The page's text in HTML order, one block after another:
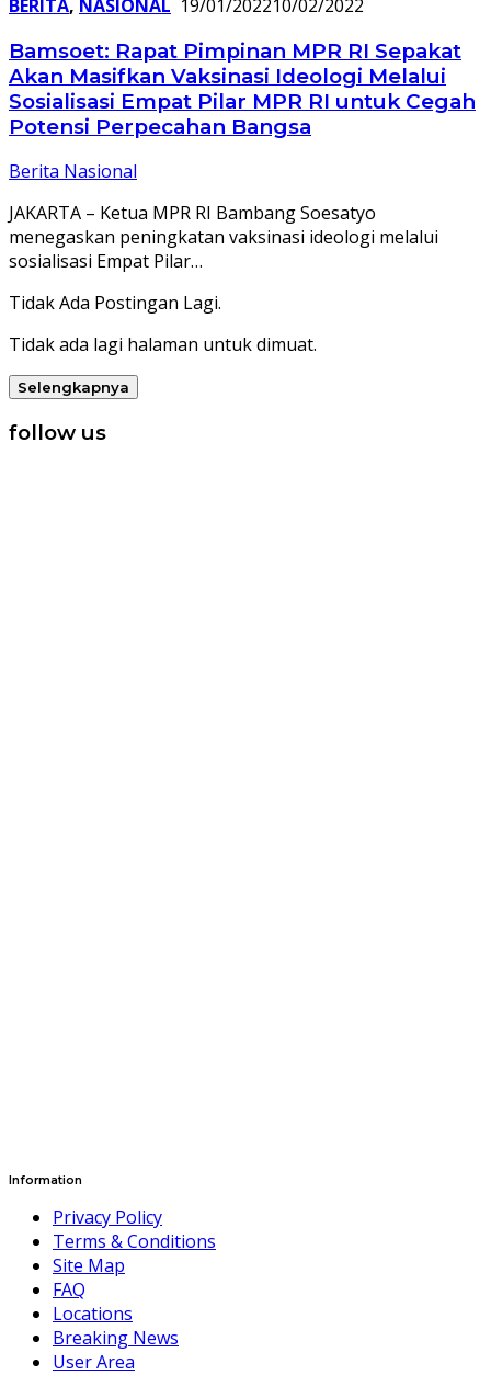
BERITA, NASIONAL 19/01/202210/02/2022
Bamsoet: Rapat Pimpinan MPR RI Sepakat
Akan Masifkan Vaksinasi Ideologi Melalui
Sosialisasi Empat Pilar MPR RI untuk Cegah
Potensi Perpecahan Bangsa
Berita Nasional
JAKARTA – Ketua MPR RI Bambang Soesatyo
menegaskan peningkatan vaksinasi ideologi melalui
sosialisasi Empat Pilar…
Tidak Ada Postingan Lagi.
Tidak ada lagi halaman untuk dimuat.
Selengkapnya
follow us
Information
Privacy Policy
Terms & Conditions
Site Map
FAQ
Locations
Breaking News
User Area